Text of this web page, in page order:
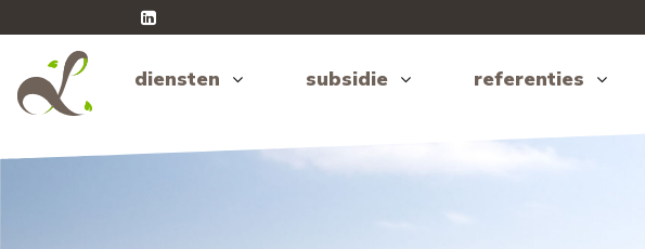
diensten subsidie referenties